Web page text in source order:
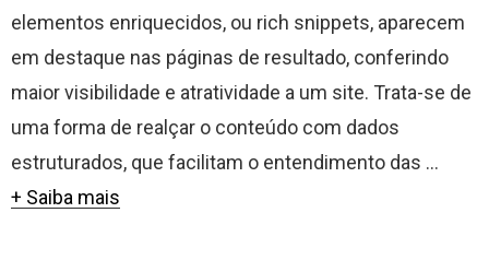
elementos enriquecidos, ou rich snippets, aparecem
em destaque nas páginas de resultado, conferindo
maior visibilidade e atratividade a um site. Trata-se de
uma forma de realçar o conteúdo com dados
estruturados, que facilitam o entendimento das ...
+ Saiba mais